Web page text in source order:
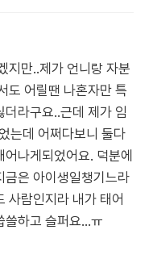
지만..제가 언니랑 자분
도 어릴땐 나혼자만 특
라구요..근데 제가 임
는데 어쩌다보니 둘다
나게되었어요. 덕분에
금은 아이생일챙기느라
사람인지라 내가 태어
쓸하고 슬퍼요...ㅠ